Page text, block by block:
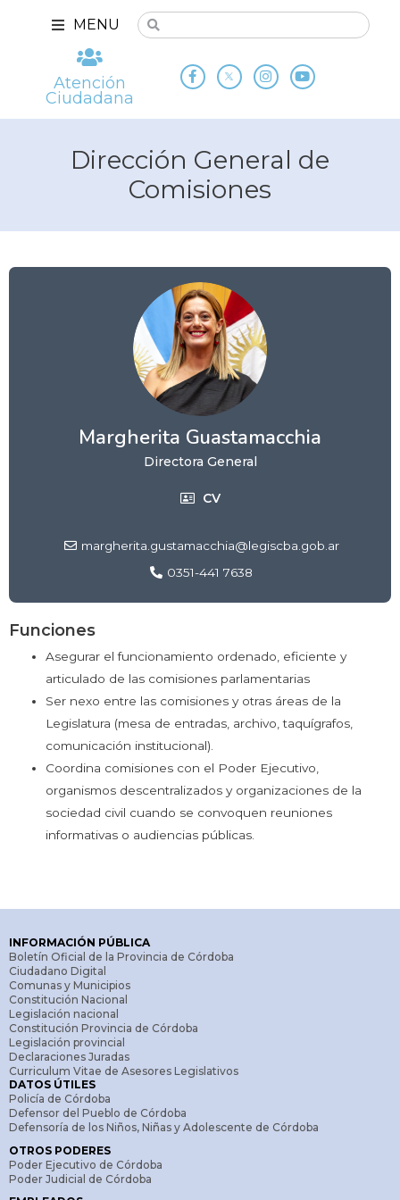
MENU
Atención
Ciudadana
Dirección General de
Comisiones
Margherita Guastamacchia
Directora General
CV
margherita.gustamacchia@legiscba.gob.ar
0351-441 7638
Funciones
Asegurar el funcionamiento ordenado, eficiente y
articulado de las comisiones parlamentarias
Ser nexo entre las comisiones y otras áreas de la
Legislatura (mesa de entradas, archivo, taquígrafos,
comunicación institucional).
Coordina comisiones con el Poder Ejecutivo,
organismos descentralizados y organizaciones de la
sociedad civil cuando se convoquen reuniones
informativas o audiencias públicas.
INFORMACIÓN PÚBLICA
Boletín Oficial de la Provincia de Córdoba
Ciudadano Digital
Comunas y Municipios
Constitución Nacional
Legislación nacional
Constitución Provincia de Córdoba
Legislación provincial
Declaraciones Juradas
Curriculum Vitae de Asesores Legislativos
DATOS ÚTILES
Policía de Córdoba
Defensor del Pueblo de Córdoba
Defensoría de los Niños, Niñas y Adolescente de Córdoba
OTROS PODERES
Poder Ejecutivo de Córdoba
Poder Judicial de Córdoba